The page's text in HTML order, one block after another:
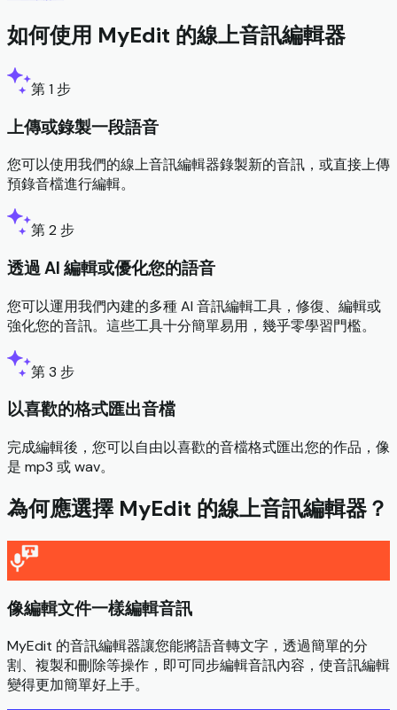
如何使用 MyEdit 的線上音訊編輯器
第 1 步
上傳或錄製一段語音
您可以使用我們的線上音訊編輯器錄製新的音訊，或直接上傳
預錄音檔進行編輯。
第 2 步
透過 AI 編輯或優化您的語音
您可以運用我們內建的多種 AI 音訊編輯工具，修復、編輯或
強化您的音訊。這些工具十分簡單易用，幾乎零學習門檻。
第 3 步
以喜歡的格式匯出音檔
完成編輯後，您可以自由以喜歡的音檔格式匯出您的作品，像
是 mp3 或 wav。
為何應選擇 MyEdit 的線上音訊編輯器？
像編輯文件一樣編輯音訊
MyEdit 的音訊編輯器讓您能將語音轉文字，透過簡單的分
割、複製和刪除等操作，即可同步編輯音訊內容，使音訊編輯
變得更加簡單好上手。